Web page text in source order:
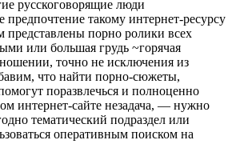
русскоговорящие люди
предпочтение такому интернет-ресурсу
представлены порно ролики всех
или большая грудь ~горячая
точно не исключения из
что найти порно-сюжеты,
поразвлечься и полноценно
интернет-сайте незадача, — нужно
тематический подраздел или
оперативным поиском на